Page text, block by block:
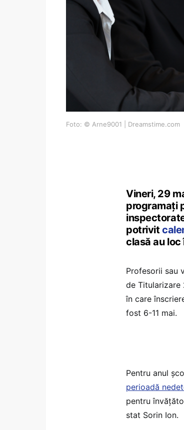
Foto: © Arne9001 | Dreamstime.com
Vineri, 29
programați
potrivit
clasă au
Profesorii sau
de Titularizare
în care
fost 6-11 mai.
Pentru anul
perioadă
pentru
stat Sorin Ion.